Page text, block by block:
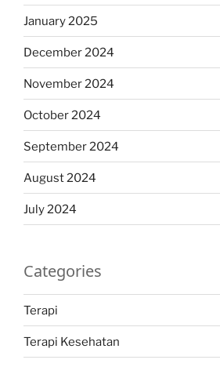
January 2025
December 2024
November 2024
October 2024
September 2024
August 2024
July 2024
Categories
Terapi
Terapi Kesehatan